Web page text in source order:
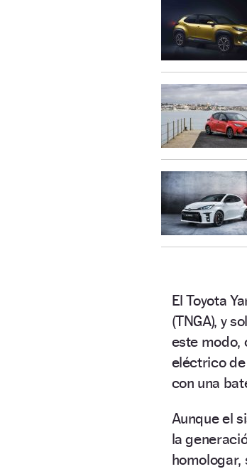
El Toyota
(TNGA), y
este modo,
eléctrico
con una
Aunque el
la
homologar,